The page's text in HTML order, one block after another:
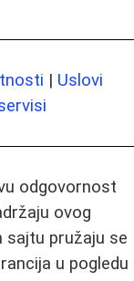
| Uslovi
odgovornost
ovog
sajtu pružaju se
u pogledu